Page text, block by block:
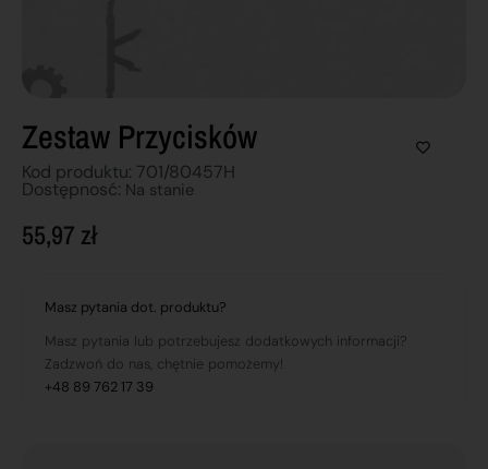
Zestaw Przycisków
Kod produktu: 701/80457H
Dostępnosć: Na stanie
55,97 zł
Masz pytania dot. produktu?
Masz pytania lub potrzebujesz dodatkowych informacji?
Zadzwoń do nas, chętnie pomożemy!
+48 89 762 17 39